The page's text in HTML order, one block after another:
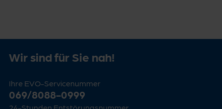
Wir sind für Sie nah!
Ihre EVO-Servicenummer
069/8088-0999